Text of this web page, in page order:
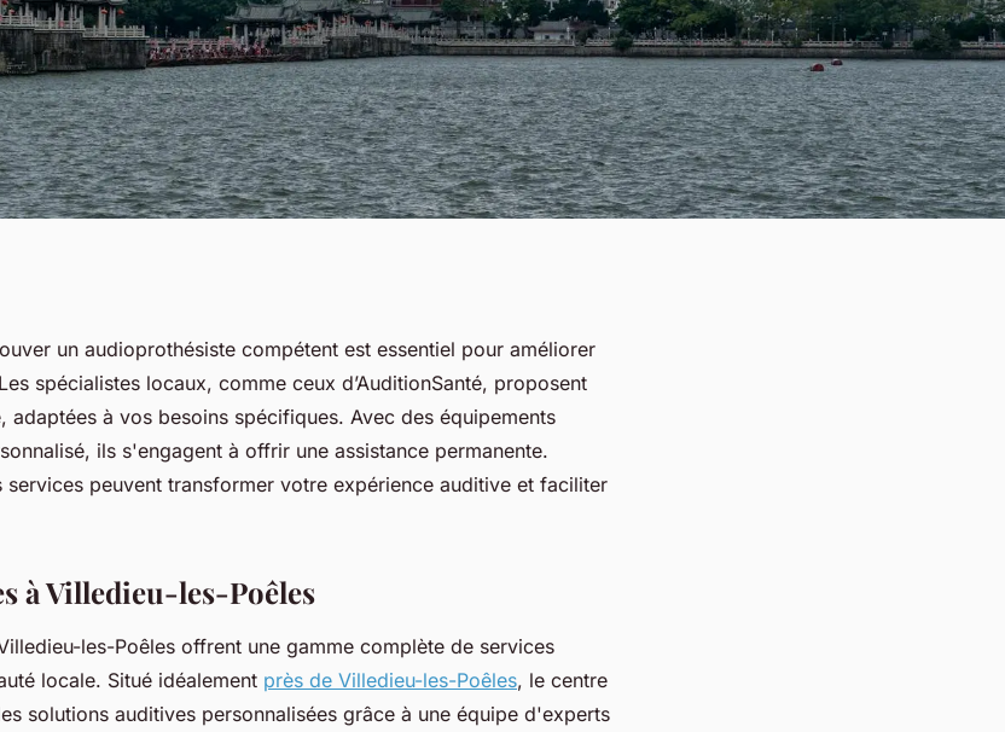
les-
un audioprothésiste compétent est essentiel pour améliorer
spécialistes locaux, comme ceux d’AuditionSanté, proposent
adaptées à vos besoins spécifiques. Avec des équipements
ils s'engagent à offrir une assistance permanente.
services peuvent transformer votre expérience auditive et faciliter
à Villedieu-les-Poêles
les-Poêles offrent une gamme complète de services
locale. Situé idéalement près de Villedieu-les-Poêles, le centre
solutions auditives personnalisées grâce à une équipe d'experts